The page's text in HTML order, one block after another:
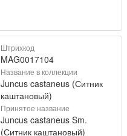
Штрихкод
MAG0017104
Название в коллекции
Juncus castaneus (Ситник
каштановый)
Принятое название
Juncus castaneus Sm.
(Ситник каштановый)